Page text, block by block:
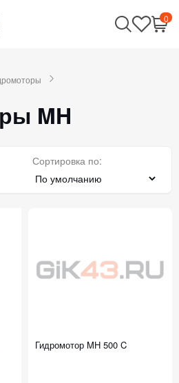
0
MH
Сортировка по:
Гидромотор MH 500 C